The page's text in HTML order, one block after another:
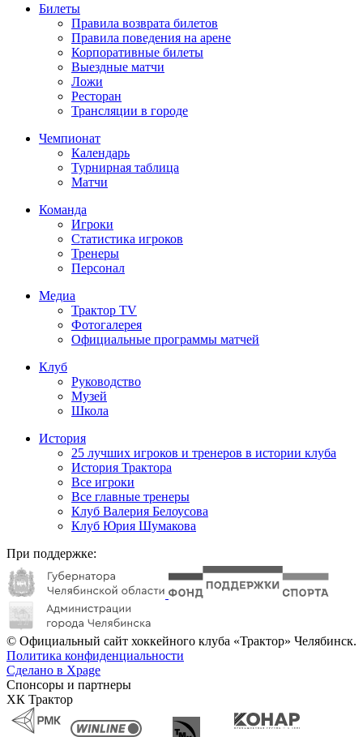
Билеты
Правила возврата билетов
Правила поведения на арене
Корпоративные билеты
Выездные матчи
Ложи
Ресторан
Трансляции в городе
Чемпионат
Календарь
Турнирная таблица
Матчи
Команда
Игроки
Статистика игроков
Тренеры
Персонал
Медиа
Трактор TV
Фотогалерея
Официальные программы матчей
Клуб
Руководство
Музей
Школа
История
25 лучших игроков и тренеров в истории клуба
История Трактора
Все игроки
Все главные тренеры
Клуб Валерия Белоусова
Клуб Юрия Шумакова
При поддержке:
© Официальный сайт хоккейного клуба «Трактор» Челябинск.
Политика конфиденциальности
Сделано в Xpage
Спонсоры и партнеры
ХК Трактор